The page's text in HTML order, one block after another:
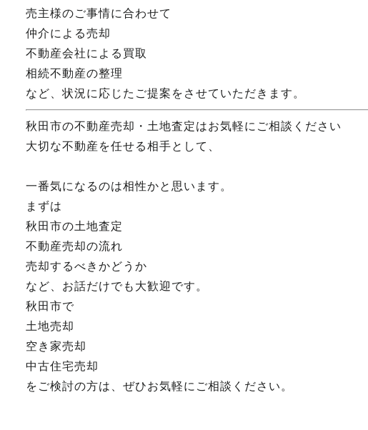
売主様のご事情に合わせて
仲介による売却
不動産会社による買取
相続不動産の整理
など、状況に応じたご提案をさせていただきます。
秋田市の不動産売却・土地査定はお気軽にご相談ください
大切な不動産を任せる相手として、
一番気になるのは相性かと思います。
まずは
秋田市の土地査定
不動産売却の流れ
売却するべきかどうか
など、お話だけでも大歓迎です。
秋田市で
土地売却
空き家売却
中古住宅売却
をご検討の方は、ぜひお気軽にご相談ください。